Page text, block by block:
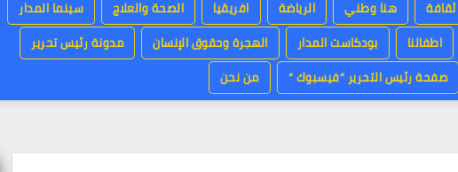
ثقافة هنا وطني الرياضة افريقيا الصحة والعلاج
سينما المدار
اطفالنا بودكاست المدار الهجرة وحقوق الإنسان
مدونة رئيس تحرير
صفحة رئيس التحرير “فيسبوك “ من نحن